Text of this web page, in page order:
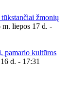
žmonių
m. liepos 17 d. -
pamario kultūros
d. - 17:31